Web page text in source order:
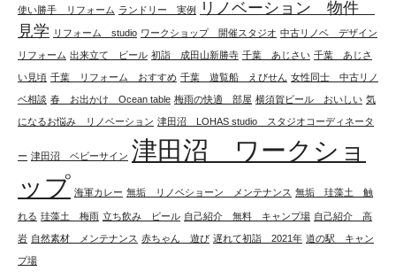
使い勝手 リフォーム ランドリー 実例
リノベーション 物件
見学 リフォーム studio ワークショップ 開催スタジオ 中古リノベ デザイン
リフォーム 出来立て ビール 初詣 成田山新勝寺 千葉 あじさい 千葉 あじさ
い見頃 千葉 リフォーム おすすめ 千葉 遊覧船 えびせん 女性同士 中古リノ
ベ相談 春 お出かけ Ocean table 梅雨の快適 部屋 横須賀ビール おいしい 気
になるお悩み リノベーション 津田沼 LOHAS studio スタジオコーディネータ
ー 津田沼 ベビーサイン 津田沼 ワークショ
ップ 海軍カレー 無垢 リノベショーン メンテナンス 無垢 珪藻土 触
れる 珪藻土 梅雨 立ち飲み ビール 自己紹介 無料 キャンプ場 自己紹介 高
岩 自然素材 メンテナンス 赤ちゃん 遊び 遅れて初詣 2021年 道の駅 キャン
プ場